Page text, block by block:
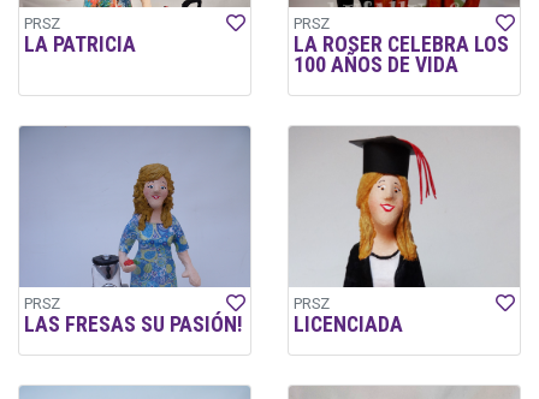
PRSZ
LA PATRICIA
PRSZ
LA ROSER CELEBRA LOS
100 AÑOS DE VIDA
PRSZ
LAS FRESAS SU PASIÓN!
PRSZ
LICENCIADA